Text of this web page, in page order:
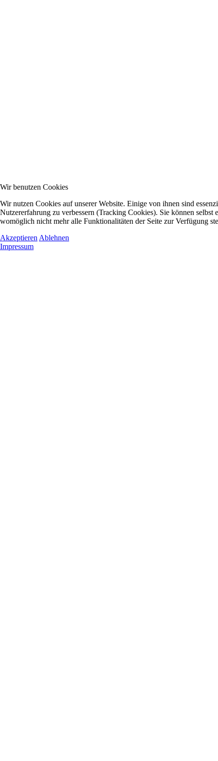
Wir benutzen Cookies
Wir nutzen Cookies auf unserer Website. Einige von ihnen sind
Nutzererfahrung zu verbessern (Tracking Cookies). Sie können
womöglich nicht mehr alle Funktionalitäten der Seite zur Verfügung
Akzeptieren Ablehnen
Impressum